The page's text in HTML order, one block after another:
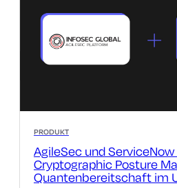
PRODUKT
AgileSec und
Cryptographic Posture
Quantenbereitschaft im